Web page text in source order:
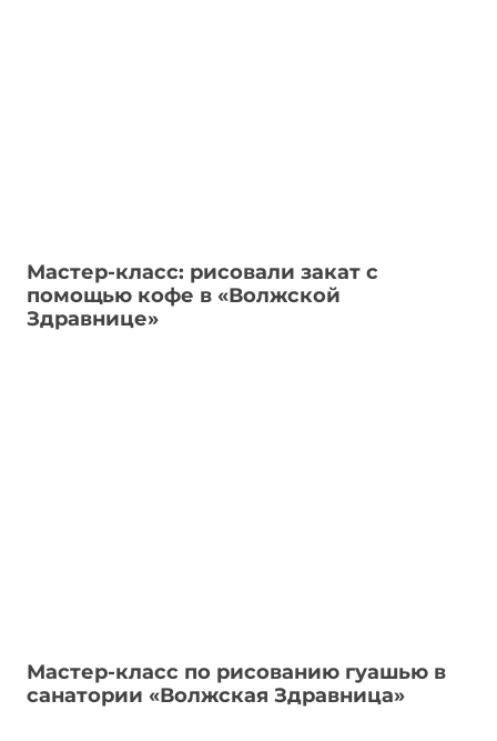
Мастер-класс: рисовали закат с
помощью кофе в «Волжской
Здравнице»
Мастер-класс по рисованию гуашью в
санатории «Волжская Здравница»